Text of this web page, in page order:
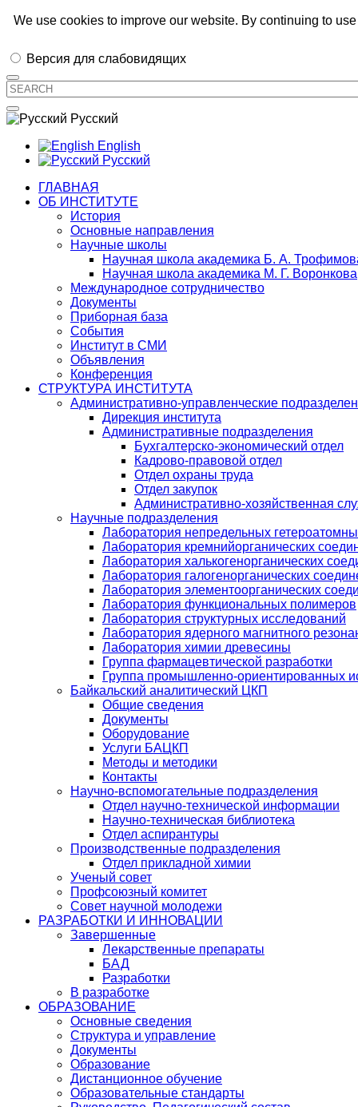
Иркутский институт химии им.
Версия для слабовидящих
Русский
English
Русский
ГЛАВНАЯ
ОБ ИНСТИТУТЕ
История
Основные направления
Научные школы
Научная школа академика Б. А.
Научная школа академика М. Г. Воронкова
Международное сотрудничество
Документы
Приборная база
События
Институт в СМИ
Объявления
Конференция
СТРУКТУРА ИНСТИТУТА
Административно-управленческие
Дирекция института
Административные подразделения
Бухгалтерско-экономический отдел
Кадрово-правовой отдел
Отдел охраны труда
Отдел закупок
Административно-хозяйственная
Научные подразделения
Лаборатория непредельных
Лаборатория кремнийорганических
Лаборатория халькогенорганических
Лаборатория галогенорганических
Лаборатория элементоорганических
Лаборатория функциональных полимеров
Лаборатория структурных исследований
Лаборатория ядерного магнитного
Лаборатория химии древесины
Группа фармацевтической разработки
Группа промышленно-ориентированных
Байкальский аналитический ЦКП
Общие сведения
Документы
Оборудование
Услуги БАЦКП
Методы и методики
Контакты
Научно-вспомогательные подразделения
Отдел научно-технической информации
Научно-техническая библиотека
Отдел аспирантуры
Производственные подразделения
Отдел прикладной химии
Ученый совет
Профсоюзный комитет
Совет научной молодежи
РАЗРАБОТКИ И ИННОВАЦИИ
Завершенные
Лекарственные препараты
БАД
Разработки
В разработке
ОБРАЗОВАНИЕ
Основные сведения
Структура и управление
Документы
Образование
Дистанционное обучение
Образовательные стандарты
We use cookies to improve our website. By continuing to